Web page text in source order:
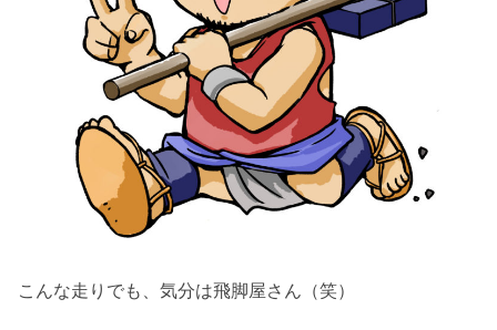
こんな走りでも、気分は飛脚屋さん（笑）